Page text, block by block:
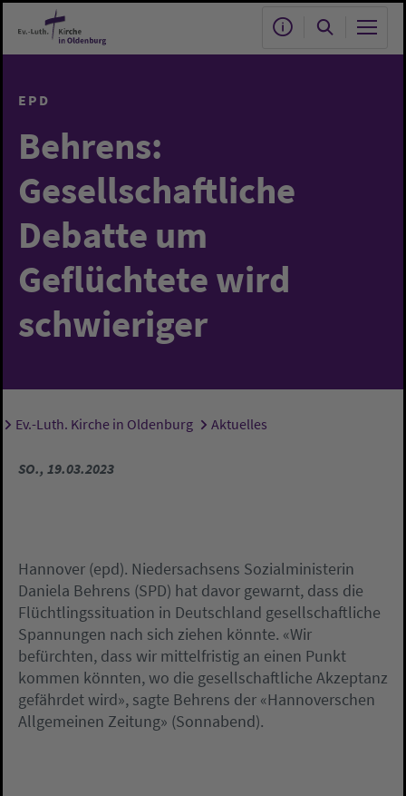
Zum Hauptinhalt springen
EPD
Behrens:
Gesellschaftliche
Debatte um
Geflüchtete wird
schwieriger
Sie sind hier:
Ev.-Luth. Kirche in Oldenburg Aktuelles
SO., 19.03.2023
Hannover (epd). Niedersachsens Sozialministerin
Daniela Behrens (SPD) hat davor gewarnt, dass die
Flüchtlingssituation in Deutschland gesellschaftliche
Spannungen nach sich ziehen könnte. «Wir
befürchten, dass wir mittelfristig an einen Punkt
kommen könnten, wo die gesellschaftliche Akzeptanz
gefährdet wird», sagte Behrens der «Hannoverschen
Allgemeinen Zeitung» (Sonnabend).